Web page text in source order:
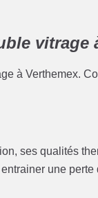
vitrage
à Verthemex.
ses qualités
une